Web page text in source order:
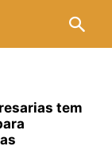
tem